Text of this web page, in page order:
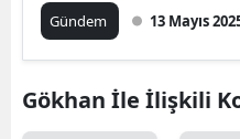
Gündem 13 Mayıs
Gökhan İle İlişkili